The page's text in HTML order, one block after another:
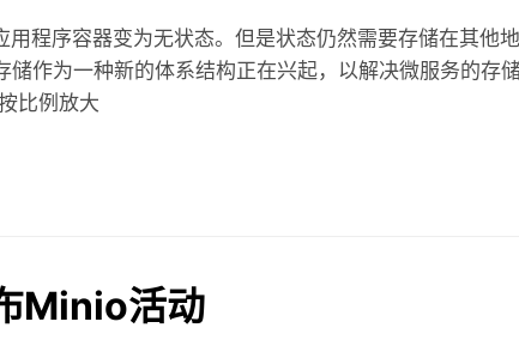
程序容器变为无状态。但是状态仍然需要存储在其他
作为一种新的体系结构正在兴起，以解决微服务的存
比例放大
Minio活动